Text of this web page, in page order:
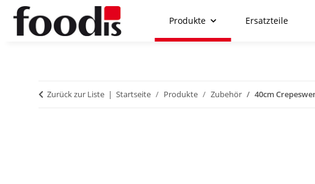
Produkte Ersatzteile
Zurück zur Liste Startseite Produkte Zubehör 40cm